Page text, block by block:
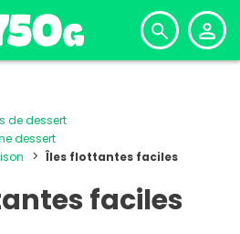
de dessert
dessert
Îles flottantes faciles
faciles